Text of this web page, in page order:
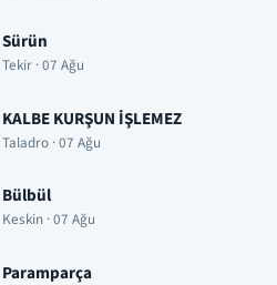
Sürün
Tekir · 07 Ağu
KALBE KURŞUN İŞLEMEZ
Taladro · 07 Ağu
Bülbül
Keskin · 07 Ağu
Paramparça